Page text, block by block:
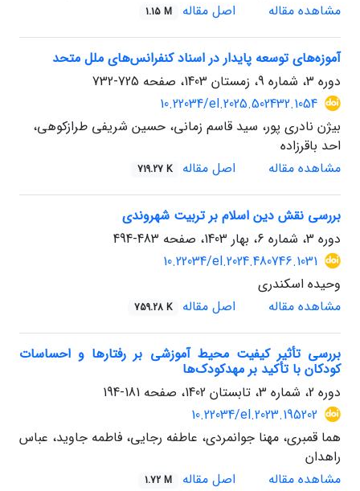
مشاهده مقاله
اصل مقاله 1.15 M
آموزه‌های توسعه پایدار در اسناد کنفرانس‌های ملل متحد
دوره 3، شماره 9، زمستان 1403، صفحه
725-732
10.22034/el.2025.502432.1054
بیژن نادری پور، سید قاسم زمانی، حسین شریفی طرازکوهی،
احد باقرزاده
مشاهده مقاله
اصل مقاله 719.27 K
بررسی نقش دین اسلام بر تربیت شهروندی
دوره 3، شماره 6، بهار 1403، صفحه
483-494
10.22034/el.2024.480746.1031
وحیده اسکندری
مشاهده مقاله
اصل مقاله 759.28 K
بررسی تأثیر کیفیت محیط‌ آموزشی بر رفتارها و احساسات
کودکان با تأکید بر مهدکودک‌ها
دوره 2، شماره 3، تابستان 1402، صفحه
181-194
10.22034/el.2023.195202
هما قمبری، مهنا جوانمردی، عاطفه رجایی، فاطمه جاوید، عباس
راهدان
مشاهده مقاله
اصل مقاله 1.72 M